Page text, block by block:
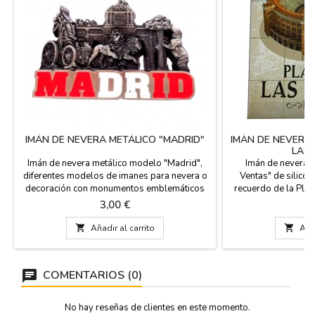
IMÁN DE NEVERA METÁLICO "MADRID"
Imán de nevera metálico modelo "Madrid",
diferentes modelos de imanes para nevera o
decoración con monumentos emblemáticos
de la ciudad de Madrid. Tienen diferentes
tamaños, según los modelos. Souvenirs de
España y Madrid.
Precio
3,00 €
 Añadir al carrito
IMÁN DE
LAS
Imán de nevera
Ventas" de
recuerdo de la
España.
Modelo 2: 6 X 6
Modelo 4: 10 x 5
Modelo 6: 11.5

COMENTARIOS (0)
No hay reseñas de clientes en este momento.